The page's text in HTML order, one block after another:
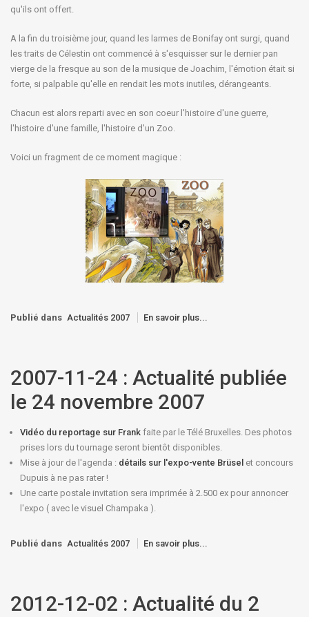
qu'ils ont offert.
A la fin du troisième jour, quand les larmes de Bonifay ont surgi, quand
les traits de Célestin ont commencé à s'esquisser sur le dernier pan
vierge de la fresque au son de la musique de Joachim, l'émotion était si
forte, si palpable qu'elle en rendait les mots inutiles, dérangeants.
Chacun est alors reparti avec en son coeur l'histoire d'une guerre,
l'histoire d'une famille, l'histoire d'un Zoo.
Voici un fragment de ce moment magique :
Publié dans Actualités 2007 En savoir plus...
2007-11-24 : Actualité publiée
le 24 novembre 2007
Vidéo du reportage sur Frank faite par le Télé Bruxelles. Des photos
prises lors du tournage seront bientôt disponibles.
Mise à jour de l'agenda : détails sur l'expo-vente Brüsel et concours
Dupuis à ne pas rater !
Une carte postale invitation sera imprimée à 2.500 ex pour annoncer
l'expo ( avec le visuel Champaka ).
Publié dans Actualités 2007 En savoir plus...
2012-12-02 : Actualité du 2